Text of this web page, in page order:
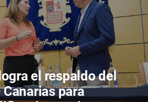
el respaldo del
para